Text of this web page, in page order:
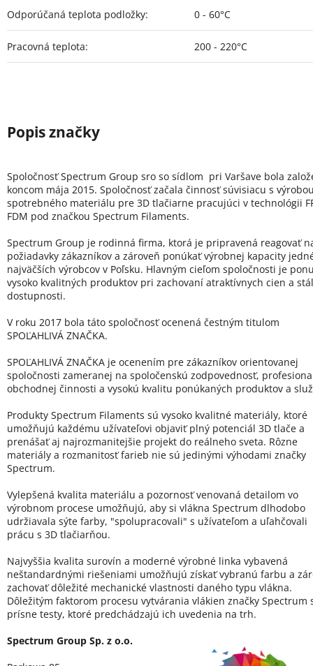
Odporúčaná teplota podložky: 0 - 60°C
Pracovná teplota: 200 - 220°C
Spoločnosť Spectrum Group sro so sídlom pri Varšave bola
koncom mája 2015. Spoločnosť začala činnosť súvisiacu s
spotrebného materiálu pre 3D tlačiarne pracujúci v technológii
FDM pod značkou Spectrum Filaments.
Spectrum Group je rodinná firma, ktorá je pripravená reagovať
požiadavky zákazníkov a zároveň ponúkať výrobnej kapacity
najväčších výrobcov v Poľsku. Hlavným cieľom spoločnosti je
vysoko kvalitných produktov pri zachovaní atraktívnych cien a
dostupnosti.
V roku 2017 bola táto spoločnosť ocenená čestným titulom
SPOĽAHLIVÁ ZNAČKA.
SPOĽAHLIVÁ ZNAČKA je ocenením pre zákazníkov orientovanej
spoločnosti zameranej na spoločenskú zodpovednosť,
obchodnej činnosti a vysokú kvalitu ponúkaných produktov a
Produkty Spectrum Filaments sú vysoko kvalitné materiály, ktoré
umožňujú každému užívateľovi objaviť plný potenciál 3D tlače a
prenášať aj najrozmanitejšie projekt do reálneho sveta. Rôzne
materiály a rozmanitosť farieb nie sú jedinými výhodami značky
Spectrum.
Vylepšená kvalita materiálu a pozornosť venovaná detailom vo
výrobnom procese umožňujú, aby si vlákna Spectrum dlhodobo
udržiavala sýte farby, "spolupracovali" s užívateľom a uľahčovali
prácu s 3D tlačiarňou.
Najvyššia kvalita surovín a moderné výrobné linka vybavená
neštandardnými riešeniami umožňujú získať vybranú farbu a
zachovať dôležité mechanické vlastnosti daného typu vlákna.
Dôležitým faktorom procesu vytvárania vlákien značky Spectrum
prísne testy, ktoré predchádzajú ich uvedenia na trh.
Spectrum Group Sp. z o.o.